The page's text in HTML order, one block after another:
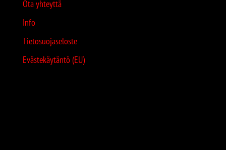
Ota yhteyttä
Info
Tietosuojaseloste
Evästekäytäntö (EU)